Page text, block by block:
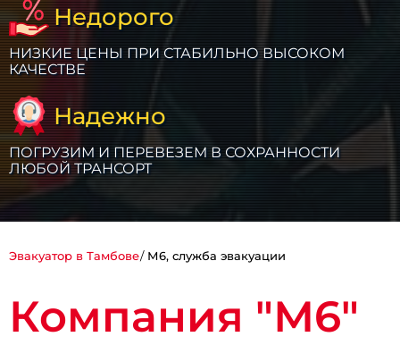
Недорого
НИЗКИЕ ЦЕНЫ ПРИ СТАБИЛЬНО ВЫСОКОМ
КАЧЕСТВЕ
Надежно
ПОГРУЗИМ И ПЕРЕВЕЗЕМ В СОХРАННОСТИ
ЛЮБОЙ ТРАНСОРТ
Эвакуатор в Тамбове М6, служба эвакуации
Компания "М6"